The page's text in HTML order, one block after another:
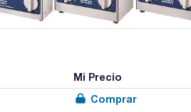
Mi Precio
Comprar